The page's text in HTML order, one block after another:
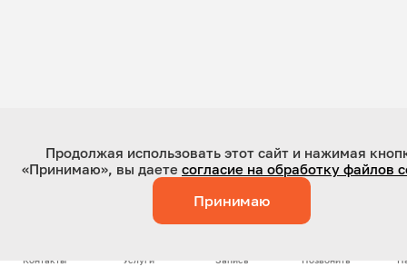
Контакты Услуги Запись Позвонить
Продолжая использовать этот сайт и нажимая
«Принимаю», вы даете согласие на обработку файлов
Принимаю